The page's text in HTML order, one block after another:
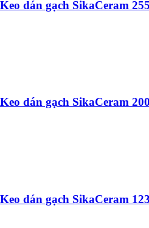
Keo dán gạch SikaCeram
Keo dán gạch SikaCeram
Keo dán gạch SikaCeram